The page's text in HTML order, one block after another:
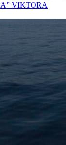
VIKTORA